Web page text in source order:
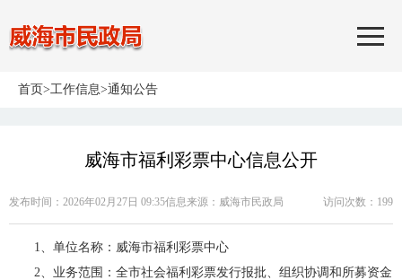
首页>工作信息>通知公告
威海市福利彩票中心信息公开
发布时间：2026年02月27日 09:35信息来源： 威海市民政局 访问次数： 199
1、单位名称：威海市福利彩票中心
2、业务范围：全市社会福利彩票发行报批、组织协调和所募资金